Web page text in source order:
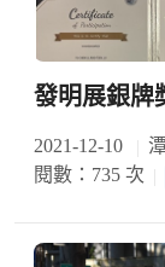
發明展銀牌
2021-12-10
閱數：735 次